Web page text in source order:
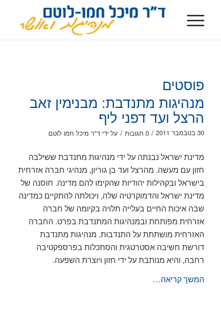
פוסטים
מנהיגות מתנדבת: מבנימין זאב
הרצל ועד דפני ליף
30 בנובמבר 2011 / 0 תגובות / על ידי ד"ר מיכל חמו לוטם
מדינת ישראל נבנתה על ידי מנהיגות מתנדבת ששילבה
חזון עם מעשה. מהרצל ועד בן גוריון, מנהיגי חברה אזרחית
בישראל ובקהילות יהודיות שהקימו להם מדינה. חוסנה של
מדינת ישראל והדמוקרטיה שלה, ויכולתה להתקיים כמדינה
שבה איכות החיים בעלייה תלויה בקיומה של חברה
אזרחית מפותחת ובמנהיגות המתנדבת בפרט. החברה
האזרחית מושתתת על התנדבות. מנהיגות מתנדבת
דורשת חשיבה אסטרטגית והסתכלות בפרספקטיבה
רחבה, והיא מנותבת על ידי חזון ויוצרת השפעה.
המשך קריאה…